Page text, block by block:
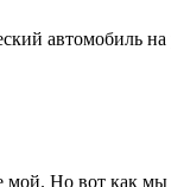
Но вот как